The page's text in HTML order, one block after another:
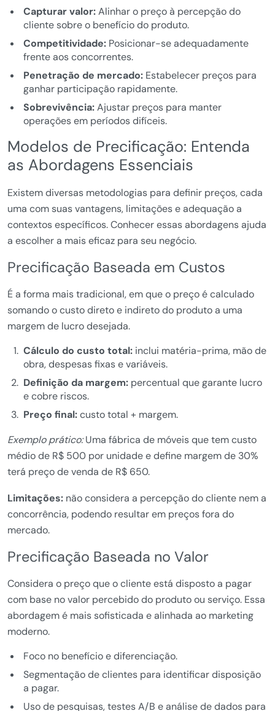
Capturar valor:Alinhar o preço à percepção do
cliente sobre o benefício do produto.
Competitividade:Posicionar-se adequadamente
frente aos concorrentes.
Penetração de mercado:Estabelecer preços para
ganhar participação rapidamente.
Sobrevivência:Ajustar preços para manter
operações em períodos difíceis.
Modelos de Precificação: Entenda
as Abordagens Essenciais
Existem diversas metodologias para definir preços, cada
uma com suas vantagens, limitações e adequação a
contextos específicos. Conhecer essas abordagens ajuda
a escolher a mais eficaz para seu negócio.
Precificação Baseada em Custos
É a forma mais tradicional, em que o preço é calculado
somando o custo direto e indireto do produto a uma
margem de lucro desejada.
Cálculo do custo total:inclui matéria-prima, mão de
obra, despesas fixas e variáveis.
Definição da margem:percentual que garante lucro
e cobre riscos.
Preço final:custo total + margem.
Exemplo prático:Uma fábrica de móveis que tem custo
médio de R$ 500 por unidade e define margem de 30%
terá preço de venda de R$ 650.
Limitações: não considera a percepção do cliente nem a
concorrência, podendo resultar em preços fora do
mercado.
Precificação Baseada no Valor
Considera o preço que o cliente está disposto a pagar
com base no valor percebido do produto ou serviço. Essa
abordagem é mais sofisticada e alinhada ao marketing
moderno.
Foco no benefício e diferenciação.
Segmentação de clientes para identificar disposição
a pagar.
Uso de pesquisas, testes A/B e análise de dados para